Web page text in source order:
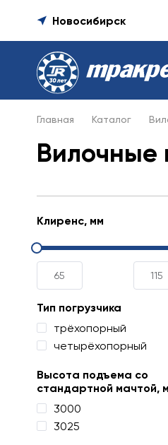
Новосибирск
Главная Каталог
Вилочные
Клиренс, мм
Тип погрузчика
трёхопорный
четырёхопорный
Высота подъема со
стандартной мачтой,
3000
3025